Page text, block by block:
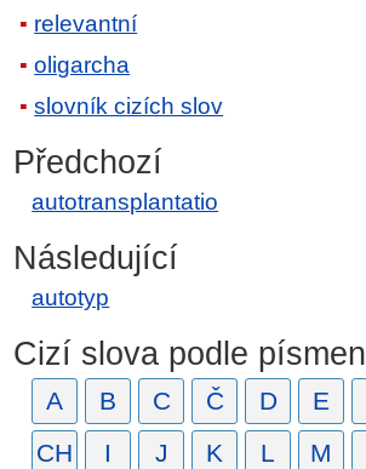
relevantní
oligarcha
slovník cizích slov
Předchozí
autotransplantatio
Následující
autotyp
Cizí slova podle písmen
A B C Č D E
CH
I J K L M